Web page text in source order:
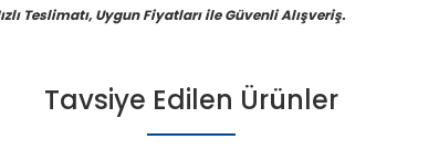
Teslimatı, Uygun Fiyatları ile Güvenli Alışveriş.
Tavsiye Edilen Ürünler